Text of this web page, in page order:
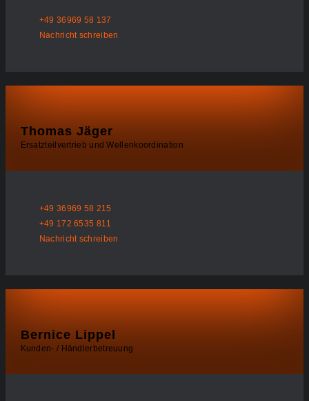
+49 36969 58 137
Nachricht schreiben
Thomas Jäger
Ersatzteilvertrieb und Wellenkoordination
+49 36969 58 215
+49 172 6535 811
Nachricht schreiben
Bernice Lippel
Kunden- / Händlerbetreuung